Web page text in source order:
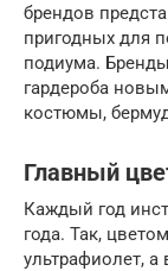
брендов
пригодных для
подиума.
гардероба
костюмы,
Главный
Каждый год
года. Так,
ультрафиолет, а